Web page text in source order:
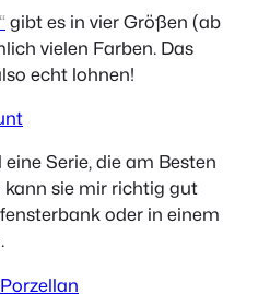
gibt es in vier Größen (ab
vielen Farben. Das
echt lohnen!
Serie, die am Besten
kann sie mir richtig gut
oder in einem